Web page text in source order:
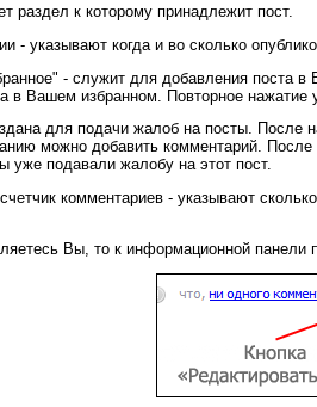
раздел к которому принадлежит пост.
- указывают когда и во сколько
- служит для добавления поста
в Вашем избранном. Повторное нажатие
для подачи жалоб на посты. После
можно добавить комментарий. После
уже подавали жалобу на этот пост.
комментариев - указывают
Вы, то к информационной